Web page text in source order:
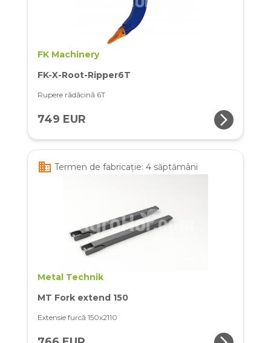
FK Machinery
FK-X-Root-Ripper6T
Rupere rădăcină 6T
749 EUR arrow_forward_ios
business Termen de fabricație: 4 săptămâni
Metal Technik
MT Fork extend 150
Extensie furcă 150x2110